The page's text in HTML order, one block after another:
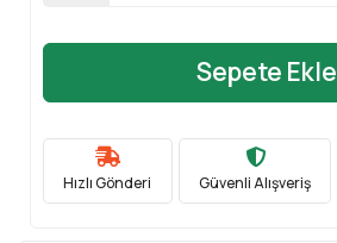
Sepete Ekle
Hızlı Gönderi Güvenli Alışveriş